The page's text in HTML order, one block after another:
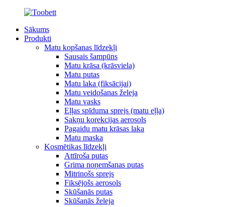
Sākums
Produkti
Matu kopšanas līdzekļi
Sausais šampūns
Matu krāsa (krāsviela)
Matu putas
Matu laka (fiksācijai)
Matu veidošanas želeja
Matu vasks
Eļļas spīduma sprejs (matu eļļa)
Sakņu korekcijas aerosols
Pagaidu matu krāsas laka
Matu maska
Kosmētikas līdzekļi
Attīroša putas
Grima noņemšanas putas
Mitrinošs sprejs
Fiksējošs aerosols
Skūšanās putas
Skūšanās želeja